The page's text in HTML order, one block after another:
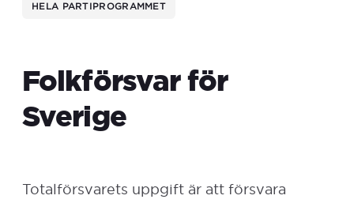
HELA PARTIPROGRAMMET
Folkförsvar för
Sverige
Totalförsvarets uppgift är att försvara